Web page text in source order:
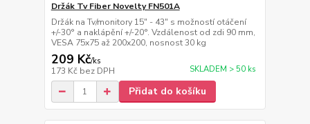
Držák Tv Fiber Novelty FN501A
Držák na Tv/monitory 15" - 43" s možností otáčení
+/-30° a naklápění +/-20°. Vzdálenost od zdi 90 mm,
VESA 75x75 až 200x200, nosnost 30 kg
209 Kč/ks
173 Kč bez DPH SKLADEM > 50 ks
Přidat do košíku